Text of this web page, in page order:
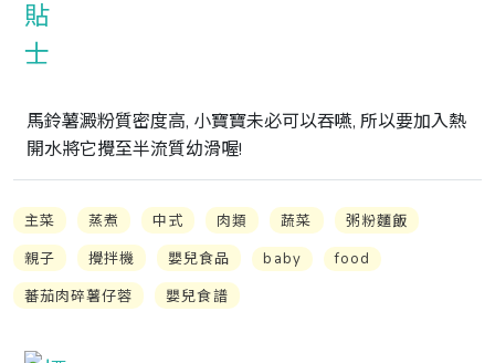
馬鈴薯澱粉質密度高, 小寶寶未必可以吞嚥, 所以要加入熱
開水將它攪至半流質幼滑喔!
主菜 蒸煮 中式 肉類 蔬菜
粥粉麵飯
親子
攪拌機 嬰兒食品 baby
food
蕃茄肉碎薯仔蓉
嬰兒食譜